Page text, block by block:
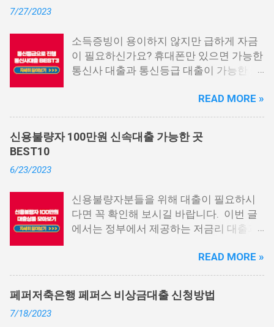
7/27/2023
소득증빙이 용이하지 않지만 급하게 자금
이 필요하신가요? 휴대폰만 있으면 가능한
통신사 대출과 통신등급 대출이 가능한 곳
신사 대출이란? 급히 자금이 필요한 상황
이 발생하면, 때로는 소액 대출을 고려해야
할 수도 있습니다. 하지만 이직 준비로 인
해 무직 상태이거나 소득 증빙이 어려운 상
대출 상품은 휴대폰만 있으면 간편하게 신
청할 수 있으며, 통신 등급에 따라 대출이
가능합니다. 마치 신용등급처럼 등급별로
부 내역과 장기간에 걸쳐 통신사를 이용한
우량한 고객이면, 추가 혜택도 받을 수 있
습니다. 급히 자금이 필요한 경우, 소액 대
READ MORE »
신용불량자 100만원 신속대출 가능한 곳
BEST10
6/23/2023
신용불량자분들을 위해 대출이 필요하시
다면 꼭 확인해 보시길 바랍니다. 이번 글
에서는 정부에서 제공하는 저금리 대출과
상위 10개 상품을 추천해 드립니다. 📌 목
차 1. 소액생계비대출: 연체자 100만원 대
출 2. 신용회복위원회 성실상환자대출 3.
신용회복위원회 비대면 간편대출 4. 햇살
READ MORE »
페퍼저축은행 페퍼스 비상금대출 신청방법
7/18/2023